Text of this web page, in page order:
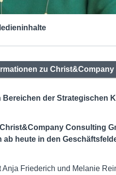
zu Christ&Company
der Strategischen
Consulting
heute in den
Friederich und Melanie